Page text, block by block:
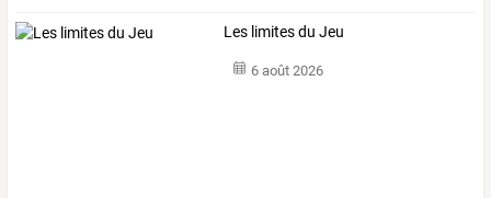
Les limites du Jeu
6 août 2026